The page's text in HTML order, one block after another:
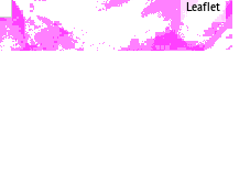
Leaflet